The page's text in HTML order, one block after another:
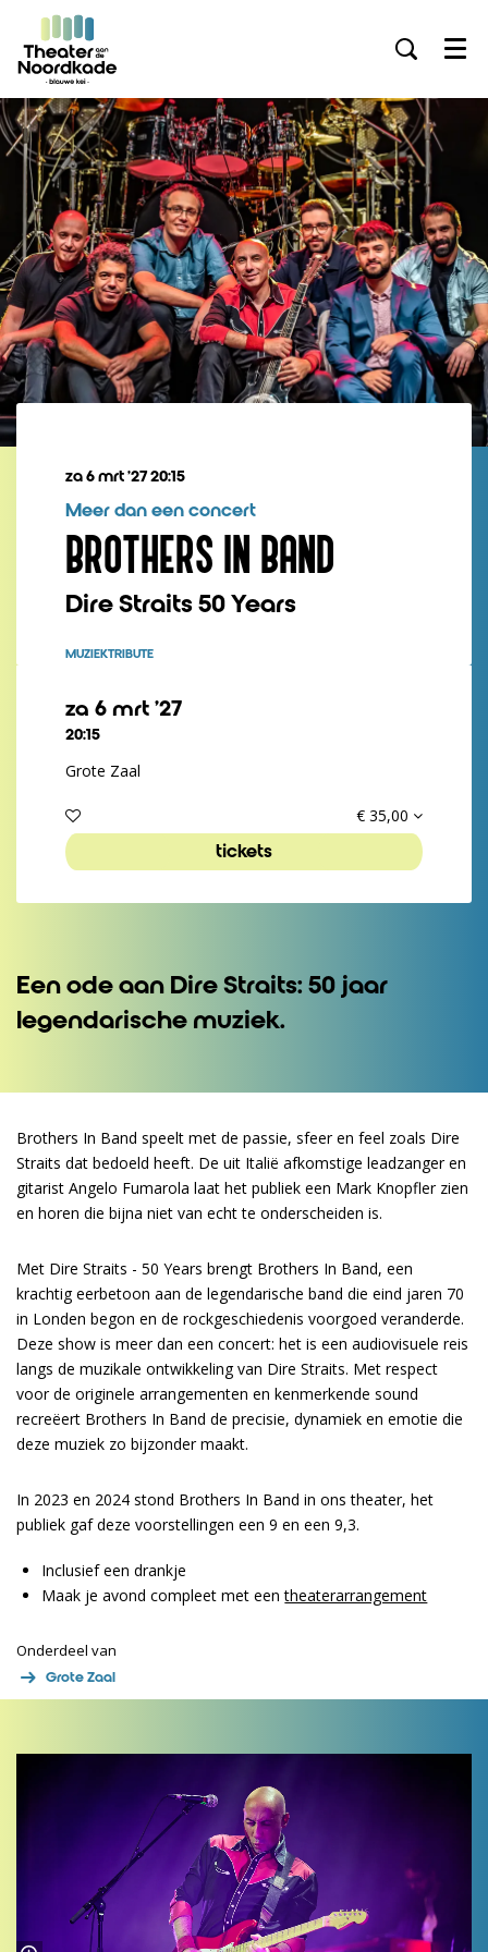
Menu
BROTHERS IN BAND
Dire Straits 50 Years
Meer dan een concert
za 6 mrt ’2720:15
MUZIEKTRIBUTE
za 6 mrt ’27
20:15
Grote Zaal
€ 35,00
tickets
Een ode aan Dire Straits: 50 jaar
legendarische muziek.
Brothers In Band speelt met de passie, sfeer en feel zoals Dire
Straits dat bedoeld heeft. De uit Italië afkomstige leadzanger en
gitarist Angelo Fumarola laat het publiek een Mark Knopfler zien
en horen die bijna niet van echt te onderscheiden is.
Met Dire Straits - 50 Years brengt Brothers In Band, een
krachtig eerbetoon aan de legendarische band die eind jaren 70
in Londen begon en de rockgeschiedenis voorgoed veranderde.
Deze show is meer dan een concert: het is een audiovisuele reis
langs de muzikale ontwikkeling van Dire Straits. Met respect
voor de originele arrangementen en kenmerkende sound
recreëert Brothers In Band de precisie, dynamiek en emotie die
deze muziek zo bijzonder maakt.
In 2023 en 2024 stond Brothers In Band in ons theater, het
publiek gaf deze voorstellingen een 9 en een 9,3.
Inclusief een drankje
Maak je avond compleet met eentheaterarrangement
Onderdeel van
Grote Zaal